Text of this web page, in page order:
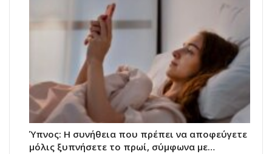
Ύπνος: Η συνήθεια που πρέπει να αποφεύγετε
μόλις ξυπνήσετε το πρωί, σύμφωνα με…